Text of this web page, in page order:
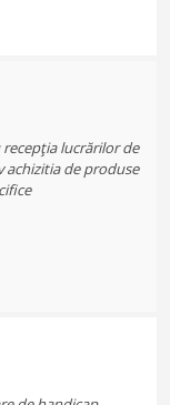
lucrărilor de
achizitia de produse